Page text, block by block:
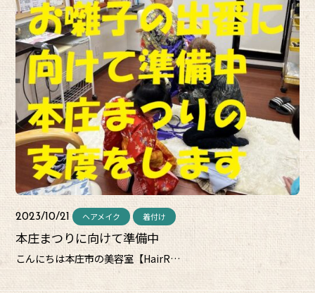
2023/10/21 ヘアメイク 着付け
本庄まつりに向けて準備中
こんにちは本庄市の美容室【HairR…